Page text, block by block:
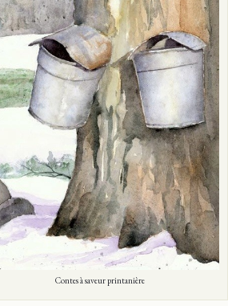
Contes à saveur printanière